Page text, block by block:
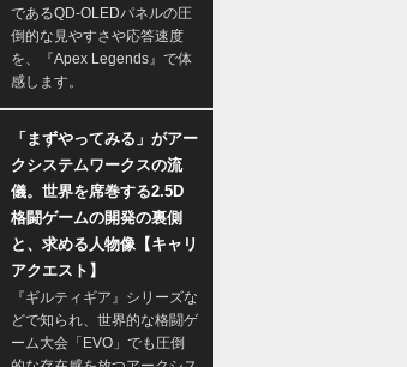
であるQD-OLEDパネルの圧
倒的な見やすさや応答速度
を、『Apex Legends』で体
感します。
「まずやってみる」がアー
クシステムワークスの流
儀。世界を席巻する2.5D
格闘ゲームの開発の裏側
と、求める人物像【キャリ
アクエスト】
『ギルティギア』シリーズな
どで知られ、世界的な格闘ゲ
ーム大会「EVO」でも圧倒